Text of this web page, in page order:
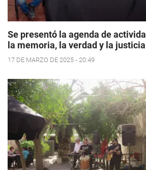
Se presentó la agenda de
la memoria, la verdad y la justicia
17 DE MARZO DE 2025 - 20:49